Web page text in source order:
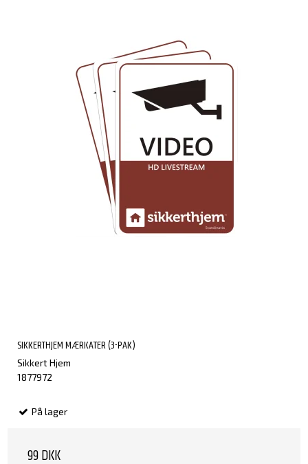
SIKKERTHJEM MÆRKATER (3-PAK)
Sikkert Hjem
1877972
På lager
99 DKK